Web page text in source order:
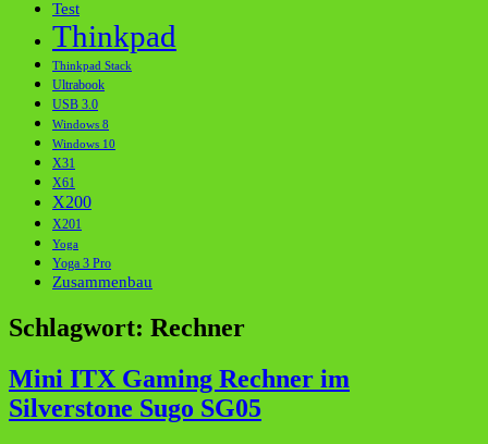
Test
Thinkpad
Thinkpad Stack
Ultrabook
USB 3.0
Windows 8
Windows 10
X31
X61
X200
X201
Yoga
Yoga 3 Pro
Zusammenbau
Schlagwort: Rechner
Mini ITX Gaming Rechner im
Silverstone Sugo SG05